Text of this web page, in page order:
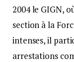
2004 le GIGN,
section à la
intenses, il
arrestations